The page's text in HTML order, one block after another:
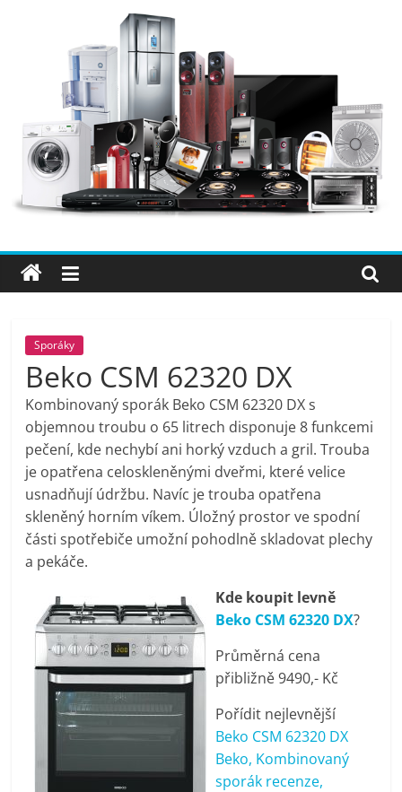
Elektro
OK
–
nejlepší
elektronika
porovnání,
pračky,
televize,
notebooky,
mobilní
telefony,
kávovary,
bazény
Nejlepší
Sporáky
Beko CSM 62320 DX
Kombinovaný sporák Beko CSM 62320 DX s
objemnou troubu o 65 litrech disponuje 8 funkcemi
pečení, kde nechybí ani horký vzduch a gril. Trouba
je opatřena celoskleněnými dveřmi, které velice
usnadňují údržbu. Navíc je trouba opatřena
skleněný horním víkem. Úložný prostor ve spodní
části spotřebiče umožní pohodlně skladovat plechy
a pekáče.
Kde koupit levně
Beko CSM 62320 DX?
Průměrná cena
přibližně 9490,- Kč
Pořídit nejlevnější
Beko CSM 62320 DX
Beko, Kombinovaný
sporák recenze,